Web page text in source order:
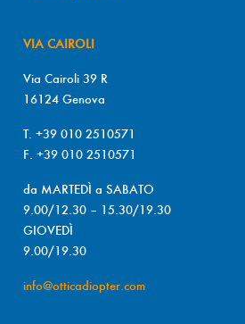
VIA CAIROLI
Via Cairoli 39 R
16124 Genova
T. +39 010 2510571
F. +39 010 2510571
da MARTEDÌ a SABATO
9.00/12.30 – 15.30/19.30
GIOVEDÌ
9.00/19.30
info@otticadiopter.com